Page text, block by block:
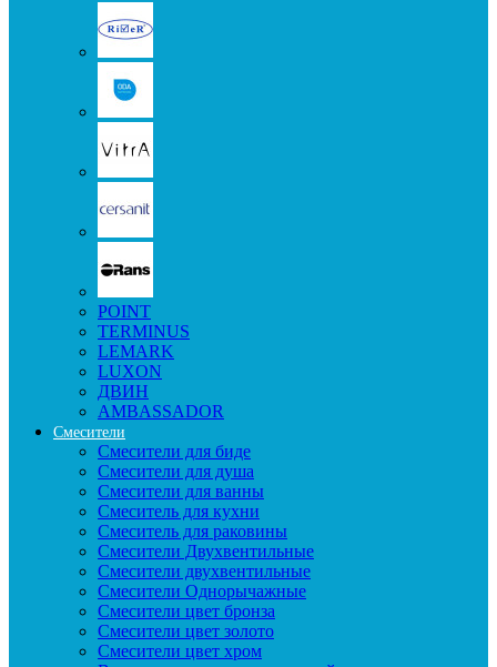
POINT
TERMINUS
LEMARK
LUXON
ДВИН
AMBASSADOR
Смесители
Смесители для биде
Смесители для душа
Смесители для ванны
Смеситель для кухни
Смеситель для раковины
Смесители Двухвентильные
Смесители двухвентильные
Смесители Однорычажные
Смесители цвет бронза
Смесители цвет золото
Смесители цвет хром